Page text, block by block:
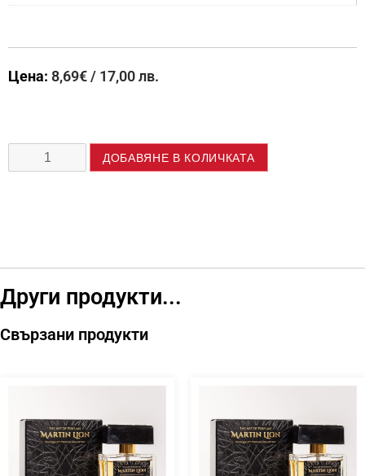
Цена: 8,69€/ 17,00 лв.
ДОБАВЯНЕ В КОЛИЧКАТА
Други продукти...
Свързани продукти